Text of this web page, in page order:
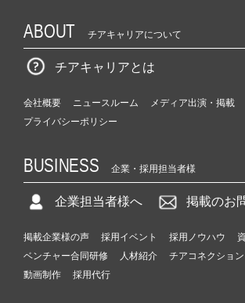
ABOUT チアキャリアについて
チアキャリアとは
会社概要 ニュースルーム
メディア出演・掲載
プライバシーポリシー
BUSINESS 企業・採用担当者様
企業担当者様へ 掲載のお
掲載企業様の声 採用イベント 採用ノウハウ
ベンチャー合同研修
人材紹介 チアコネクション
動画制作
採用代行